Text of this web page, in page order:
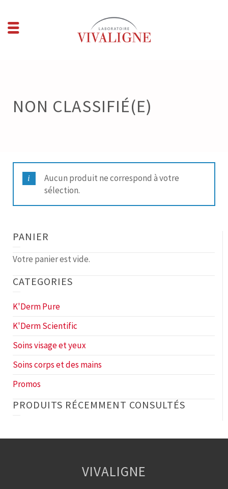
NON CLASSIFIÉ(E)
Aucun produit ne correspond à votre
sélection.
PANIER
Votre panier est vide.
CATEGORIES
K'Derm Pure
K'Derm Scientific
Soins visage et yeux
Soins corps et des mains
Promos
PRODUITS RÉCEMMENT CONSULTÉS
VIVALIGNE